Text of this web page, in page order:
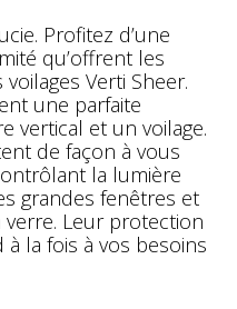
Profitez d’une
qu’offrent les
Verti Sheer.
une parfaite
vertical et un voilage.
de façon à vous
la lumière
grandes fenêtres et
Leur protection
la fois à vos besoins